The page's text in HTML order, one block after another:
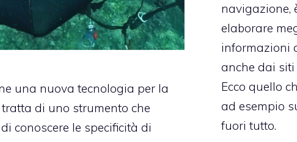
una nuova tecnologia per la
di uno strumento che
conoscere le specificità di
navigazione,
elaborare
informazioni
anche dai
Ecco quello
ad esempio
fuori tutto.